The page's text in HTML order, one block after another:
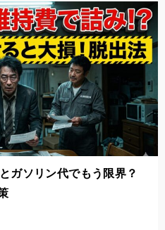
ガソリン代でもう限界？